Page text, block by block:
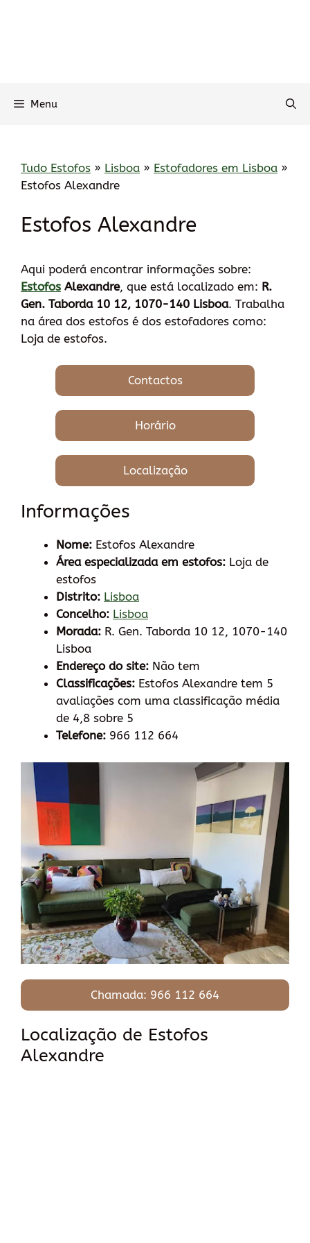
Menu
Tudo Estofos » Lisboa » Estofadores em Lisboa »
Estofos Alexandre
Estofos Alexandre
Aqui poderá encontrar informações sobre:
Estofos Alexandre, que está localizado em: R.
Gen. Taborda 10 12, 1070-140 Lisboa. Trabalha
na área dos estofos é dos estofadores como:
Loja de estofos.
Contactos
Horário
Localização
Informações
Nome: Estofos Alexandre
Área especializada em estofos: Loja de
estofos
Distrito: Lisboa
Concelho: Lisboa
Morada: R. Gen. Taborda 10 12, 1070-140
Lisboa
Endereço do site: Não tem
Classificações: Estofos Alexandre tem 5
avaliações com uma classificação média
de 4,8 sobre 5
Telefone: 966 112 664
Chamada: 966 112 664
Localização de Estofos
Alexandre